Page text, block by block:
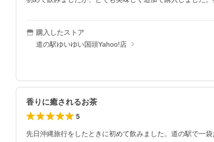
購入したストア
道の駅ゆいゆい国頭Yahoo!店
香りに癒されるお茶
5
先日沖縄旅行をしたときに初めて飲みました。道の駅で一